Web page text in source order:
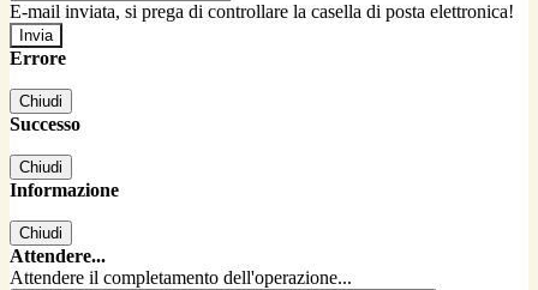
E-mail inviata, si prega di controllare la casella di posta elettronica!
Errore
Chiudi
Successo
Chiudi
Informazione
Chiudi
Attendere...
Attendere il completamento dell'operazione...